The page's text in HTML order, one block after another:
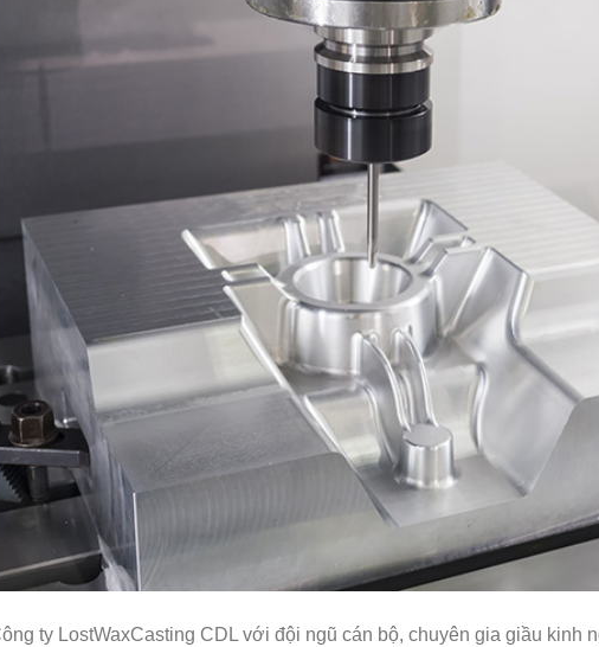
ty LostWaxCasting CDL với đội ngũ cán bộ, chuyên gia giầu kinh